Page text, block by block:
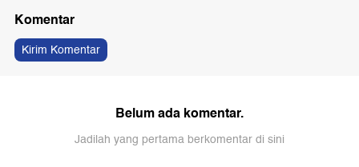
Komentar
Kirim Komentar
Belum ada komentar.
Jadilah yang pertama berkomentar di sini